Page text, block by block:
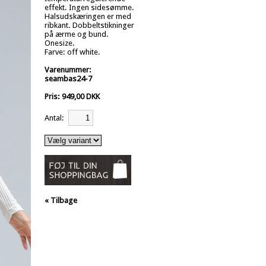
effekt. Ingen sidesømme.
Halsudskæringen er med
ribkant. Dobbeltstikninger
på ærme og bund.
Onesize.
Farve: off white.
Varenummer:
seambas24-7
Pris: 949,00 DKK
Antal:
« Tilbage